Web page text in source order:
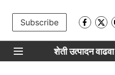
Subscribe
शेती उत्पादन वाढवा